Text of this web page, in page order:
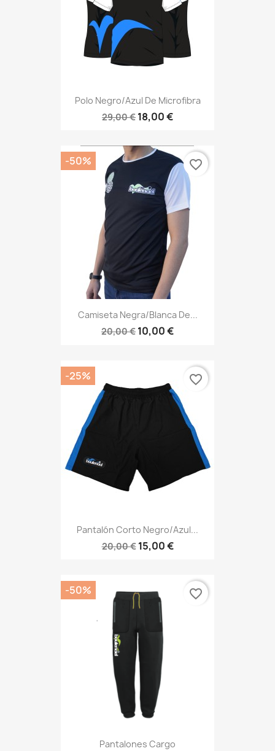
Polo Negro/azul De Microfibra
29,00 € 18,00 €
Camiseta Negra/blanca De...
20,00 € 10,00 €
-50% favorite_border
Pantalón Corto Negro/azul...
20,00 € 15,00 €
-25% favorite_border
Pantalones Cargo
-50% favorite_border